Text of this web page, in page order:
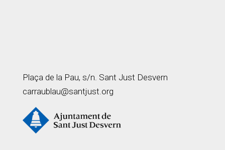
Plaça de la Pau, s/n. Sant Just Desvern
carraublau@santjust.org